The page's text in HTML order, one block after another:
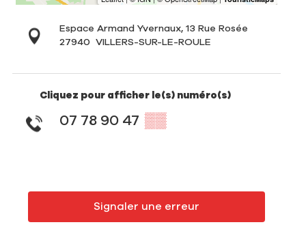
Espace Armand Yvernaux, 13 Rue Rosée
27940
VILLERS-SUR-LE-ROULE
Cliquez pour afficher le(s) numéro(s)
07 78 90 47 ▒▒
Signaler une erreur